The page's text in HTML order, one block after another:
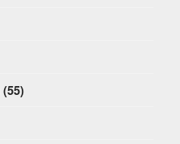
(55)